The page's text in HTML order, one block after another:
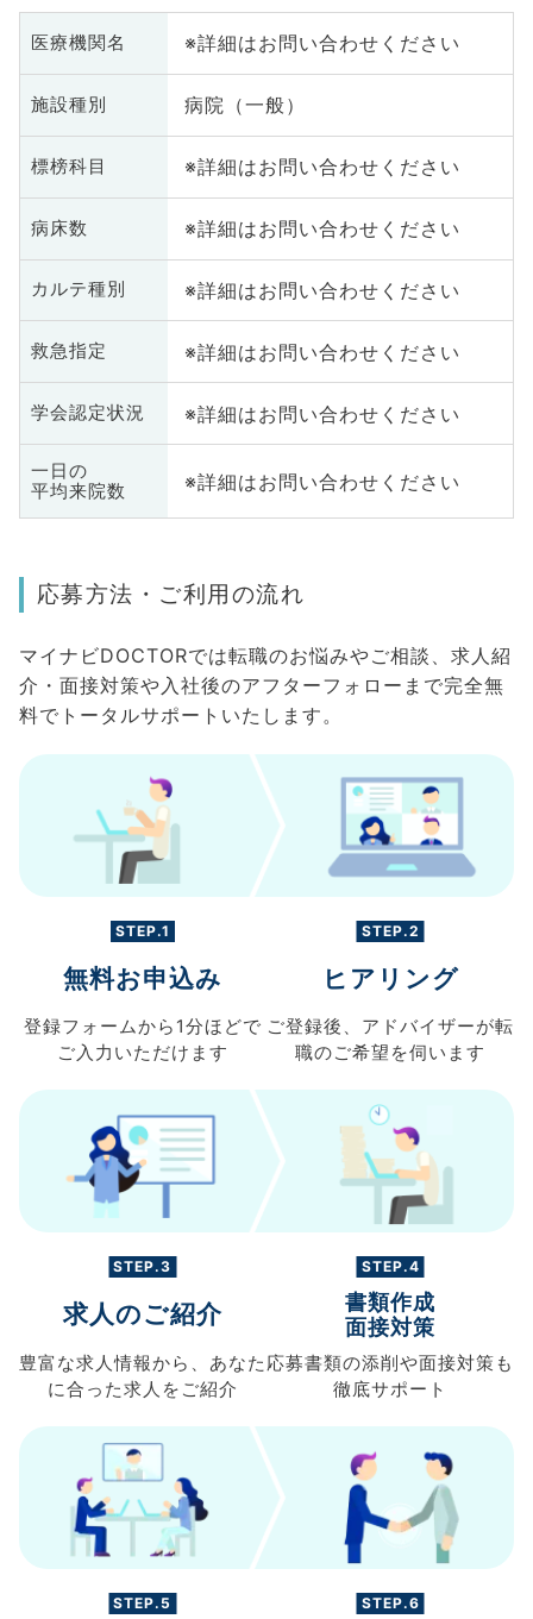
医療機関名 ※詳細はお問い合わせください
施設種別 病院（一般）
標榜科目 ※詳細はお問い合わせください
病床数 ※詳細はお問い合わせください
カルテ種別 ※詳細はお問い合わせください
救急指定 ※詳細はお問い合わせください
学会認定状況 ※詳細はお問い合わせください
一日の
平均来院数
※詳細はお問い合わせください
応募方法・ご利用の流れ
マイナビDOCTORでは転職のお悩みやご相談、求人紹
介・面接対策や入社後のアフターフォローまで完全無
料でトータルサポートいたします。
STEP.1
無料お申込み
登録フォームから 1分ほどで
ご入力 いただけます
STEP.2
ヒアリング
ご登録後、 アドバイザーが転
職のご希望を伺います
STEP.3
求人のご紹介
豊富な求人情報から、 あなた
に合った求人を ご紹介
STEP.4
書類作成
面接対策
応募書類の添削や面接対策も
徹底サポート
STEP.5 STEP.6